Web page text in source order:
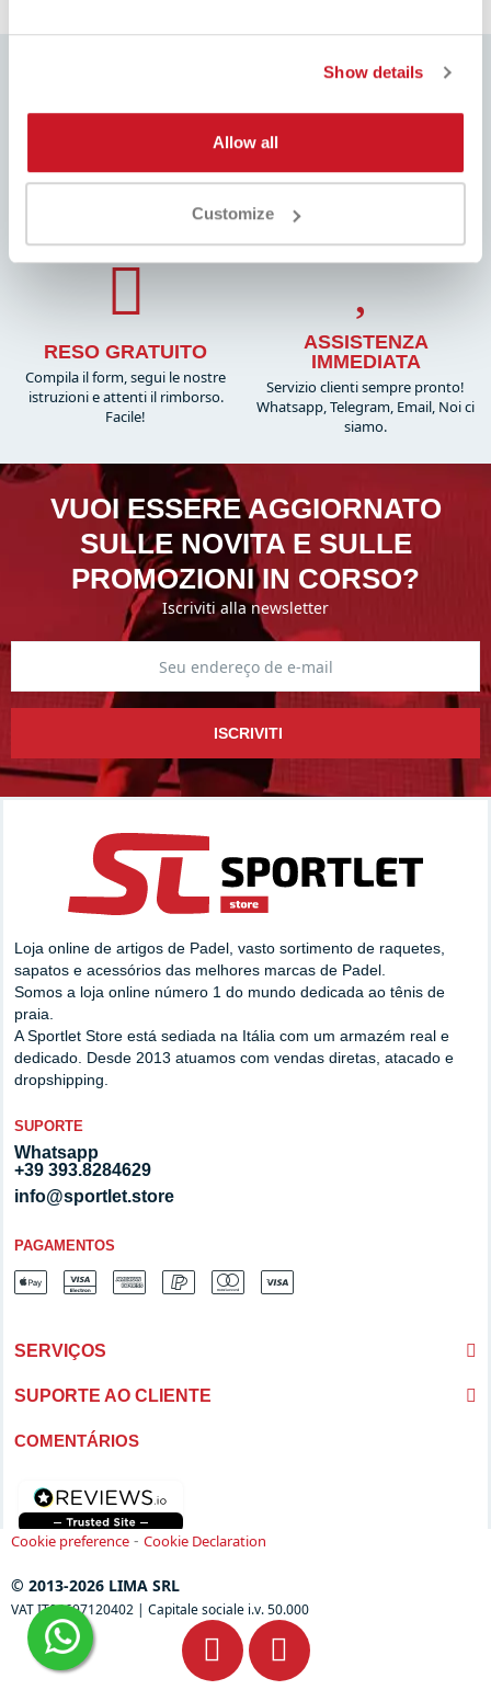
Show details
Allow all
Customize
Consegnamo in tutto Italia, in 24H,
Isole e zone disagiate in 48H
Sempre i migliori prezzi del
RESO GRATUITO
Compila il form, segui le nostre
istruzioni e attenti il rimborso.
Facile!
ASSISTENZA
IMMEDIATA
Servizio clienti sempre pronto!
Whatsapp, Telegram, Email, Noi ci
siamo.
VUOI ESSERE AGGIORNATO
SULLE NOVITA E SULLE
PROMOZIONI IN CORSO?
Iscriviti alla newsletter
ISCRIVITI
Loja online de artigos de Padel, vasto sortimento de raquetes,
sapatos e acessórios das melhores marcas de Padel.
Somos a loja online número 1 do mundo dedicada ao tênis de
praia.
A Sportlet Store está sediada na Itália com um armazém real e
dedicado. Desde 2013 atuamos com vendas diretas, atacado e
dropshipping.
SUPORTE
Whatsapp
+39 393.8284629
info@sportlet.store
PAGAMENTOS
SERVIÇOS
SUPORTE AO CLIENTE
COMENTÁRIOS
Cookie preference - Cookie Declaration
© 2013-2026 LIMA SRL
VAT IT04697120402 | Capitale sociale i.v. 50.000